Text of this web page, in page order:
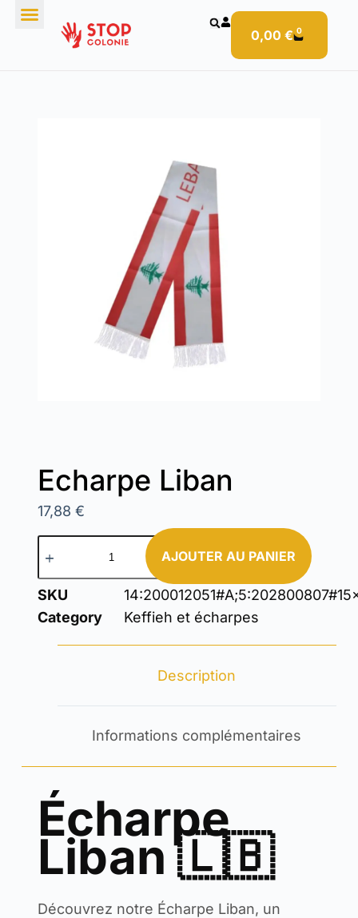
0,00 € 0
Echarpe Liban
17,88 €
AJOUTER AU PANIER
SKU
Category
Keffieh et écharpes
Description
Informations complémentaires
Écharpe
Liban 🇱🇧
Découvrez notre Écharpe Liban, un